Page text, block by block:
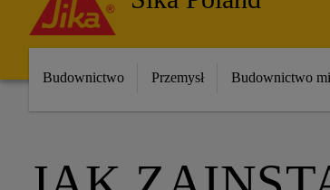
Budownictwo Przemysł Budownictwo